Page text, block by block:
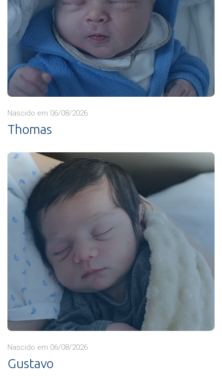
Nascido em 06/08/2026
Thomas
Nascido em 06/08/2026
Gustavo